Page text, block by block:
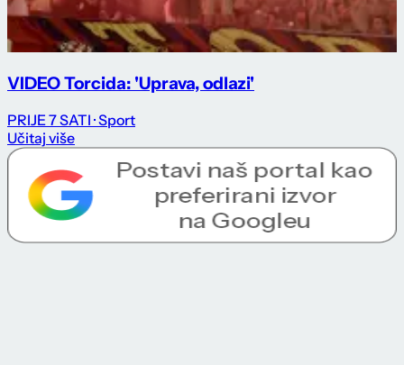
VIDEO Torcida: 'Uprava, odlazi'
PRIJE 7 SATI · Sport
Učitaj više